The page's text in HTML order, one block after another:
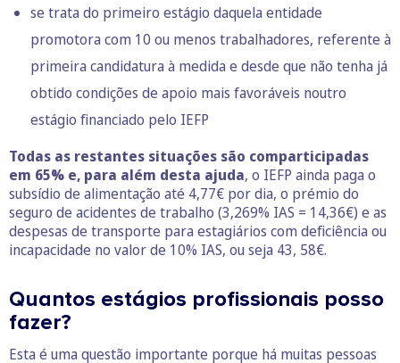
se trata do primeiro estágio daquela entidade
promotora com 10 ou menos trabalhadores, referente à
primeira candidatura à medida e desde que não tenha já
obtido condições de apoio mais favoráveis noutro
estágio financiado pelo IEFP
Todas as restantes situações são comparticipadas
em 65% e, para além desta ajuda, o IEFP ainda paga o
subsídio de alimentação até 4,77€ por dia, o prémio do
seguro de acidentes de trabalho (3,269% IAS = 14,36€) e as
despesas de transporte para estagiários com deficiência ou
incapacidade no valor de 10% IAS, ou seja 43, 58€.
Quantos estágios profissionais posso
fazer?
Esta é uma questão importante porque há muitas pessoas